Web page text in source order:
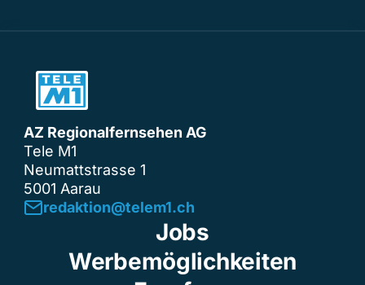
AZ Regionalfernsehen AG
Tele M1
Neumattstrasse 1
5001 Aarau
redaktion@telem1.ch
Jobs
Werbemöglichkeiten